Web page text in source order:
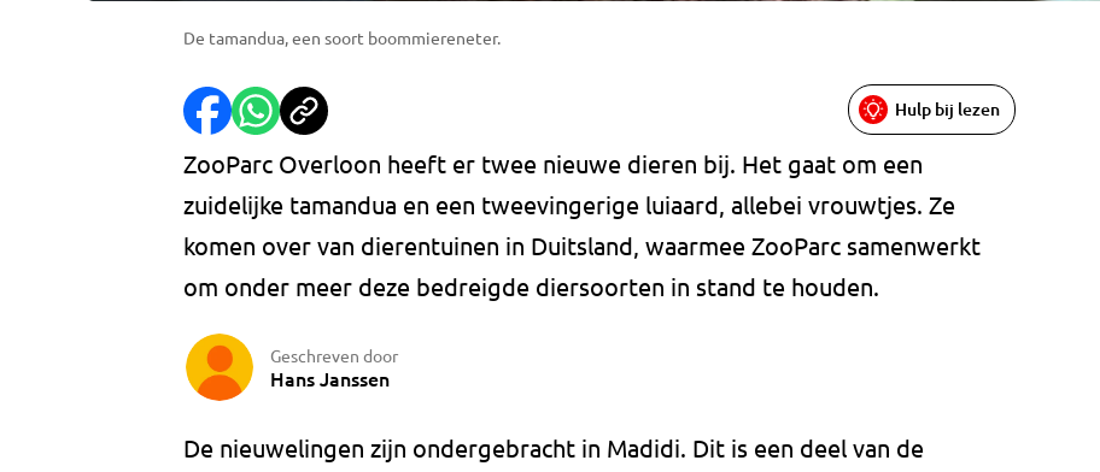
De tamandua, een soort boommiereneter.
Hulp bij lezen
ZooParc Overloon heeft er twee nieuwe dieren bij. Het gaat om een
zuidelijke tamandua en een tweevingerige luiaard, allebei vrouwtjes. Ze
komen over van dierentuinen in Duitsland, waarmee ZooParc samenwerkt
om onder meer deze bedreigde diersoorten in stand te houden.
Geschreven door
Hans Janssen
De nieuwelingen zijn ondergebracht in Madidi. Dit is een deel van de